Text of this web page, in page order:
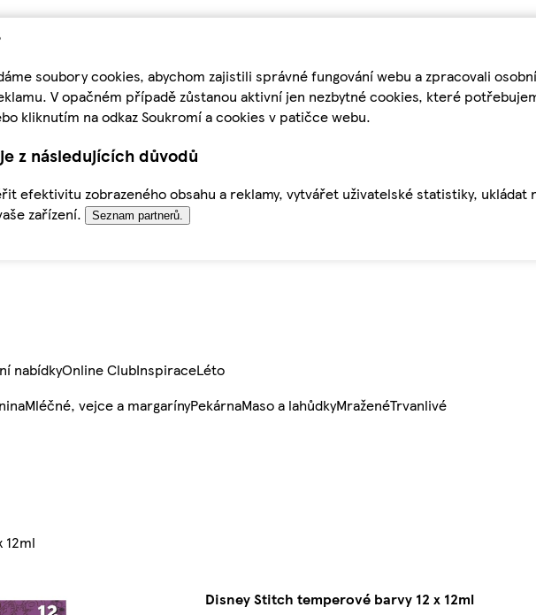
soubory cookies, abychom zajistili správné fungování webu a zpracovali
V opačném případě zůstanou aktivní jen nezbytné cookies, které
kliknutím na odkaz Soukromí a cookies v patičce webu.
z následujících důvodů
efektivitu zobrazeného obsahu a reklamy, vytvářet uživatelské statistiky,
zařízení.
Seznam partnerů.
nabídkyOnline ClubInspiraceLéto
Mléčné, vejce a margarínyPekárnaMaso a lahůdkyMraženéTrvanlivé
12ml
Disney Stitch temperové barvy 12 x 12ml